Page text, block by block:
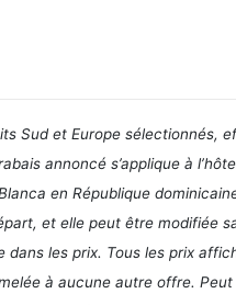
Sud et Europe sélectionnés,
annoncé s’applique à
en République
et elle peut être modifiée
les prix. Tous les prix
à aucune autre offre. Peut